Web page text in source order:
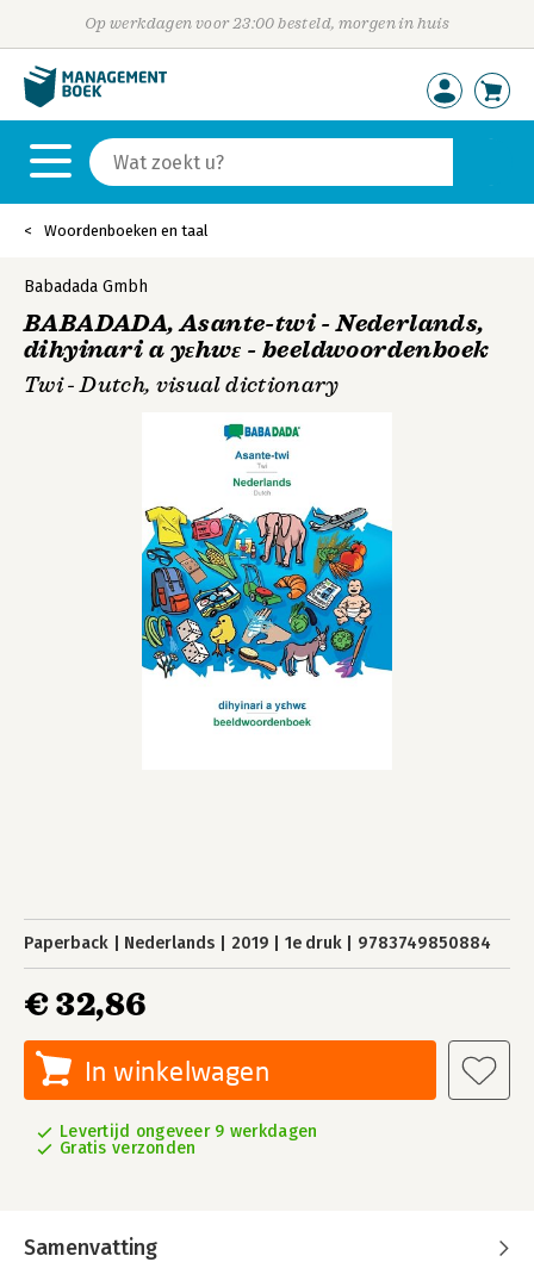
Op werkdagen voor 23:00 besteld, morgen in huis
Woordenboeken en taal
Babadada Gmbh
BABADADA, Asante-twi - Nederlands,
dihyinari a yεhwε - beeldwoordenboek
Twi - Dutch, visual dictionary
Paperback Nederlands 2019 1e druk 9783749850884
€ 32,86
In winkelwagen
Levertijd ongeveer 9 werkdagen
Gratis verzonden
Samenvatting